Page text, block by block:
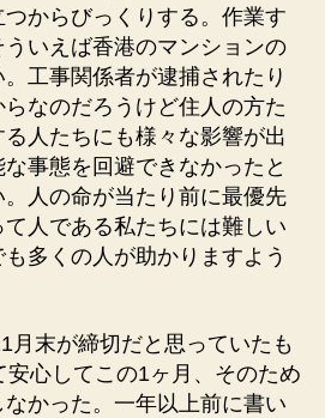
からびっくりする。作業す
いえば香港のマンションの
工事関係者が逮捕されたり
なのだろうけど住人の方た
人たちにも様々な影響が出
事態を回避できなかったと
人の命が当たり前に最優先
人である私たちには難しい
多くの人が助かりますよう
月末が締切だと思っていたも
心してこの1ヶ月、そのため
かった。一年以上前に書い